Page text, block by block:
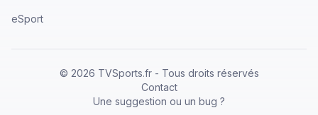
eSport
© 2026 TVSports.fr - Tous droits réservés
Contact
Une suggestion ou un bug ?